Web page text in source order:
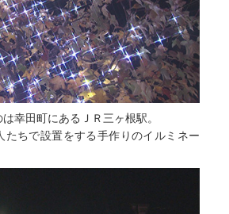
幸田町にあるＪＲ三ヶ根駅。
たちで設置をする手作りのイルミネー